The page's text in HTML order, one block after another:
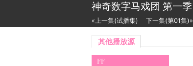
神奇数字马戏团 第一季
«上一集(试播集) 下一集(第01集)»
其他播放源
FF